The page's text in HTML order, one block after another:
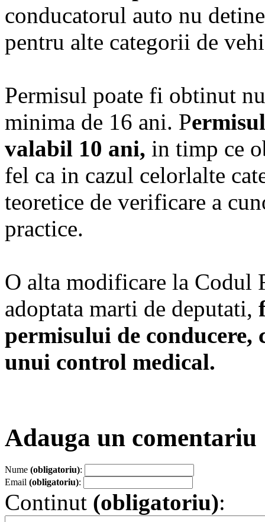
conducatorul auto nu
pentru alte categorii de
Permisul poate fi obtinut
minima de 16 ani. P
valabil 10 ani, in timp ce
fel ca in cazul celorlalte
teoretice de verificare a
practice.
O alta modificare la Codul
adoptata marti de deputati,
permisului de conducere,
unui control medical.
Adauga un comentariu
Nume (obligatoriu):
Email (obligatoriu):
Continut (obligatoriu):